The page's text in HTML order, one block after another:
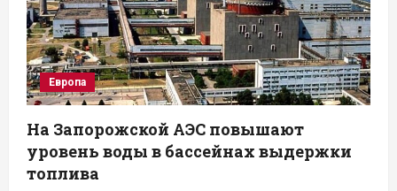
Европа
На Запорожской АЭС повышают
уровень воды в бассейнах выдержки
топлива